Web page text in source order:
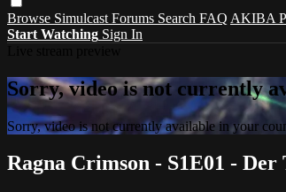
Browse Simulcast Forums Search FAQ AKIBA
Start Watching Sign In
Sorry, video is not currently
Sorry, video is not currently available in your
Ragna Crimson - S1E01 - Der